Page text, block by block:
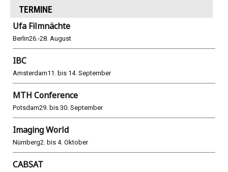
TERMINE
Ufa Filmnächte
Berlin26.-28. August
IBC
Amsterdam11. bis 14. September
MTH Conference
Potsdam29. bis 30. September
Imaging World
Nürnberg2. bis 4. Oktober
CABSAT